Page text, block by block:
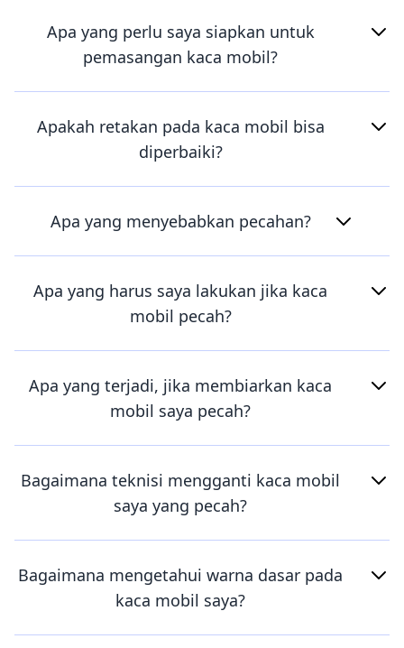
Apa yang perlu saya siapkan untuk
pemasangan kaca mobil?
Apakah retakan pada kaca mobil bisa
diperbaiki?
Apa yang menyebabkan pecahan?
Apa yang harus saya lakukan jika kaca
mobil pecah?
Apa yang terjadi, jika membiarkan kaca
mobil saya pecah?
Bagaimana teknisi mengganti kaca mobil
saya yang pecah?
Bagaimana mengetahui warna dasar pada
kaca mobil saya?